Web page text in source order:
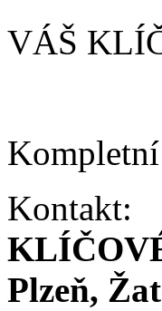
VÁŠ
Kontakt:
Plzeň,